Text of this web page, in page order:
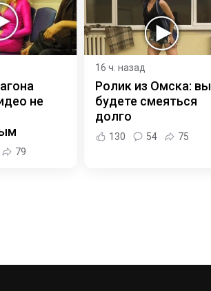
не
79
16 ч. назад
Ролик из Омска: вы
будете смеяться
долго
130 54 75